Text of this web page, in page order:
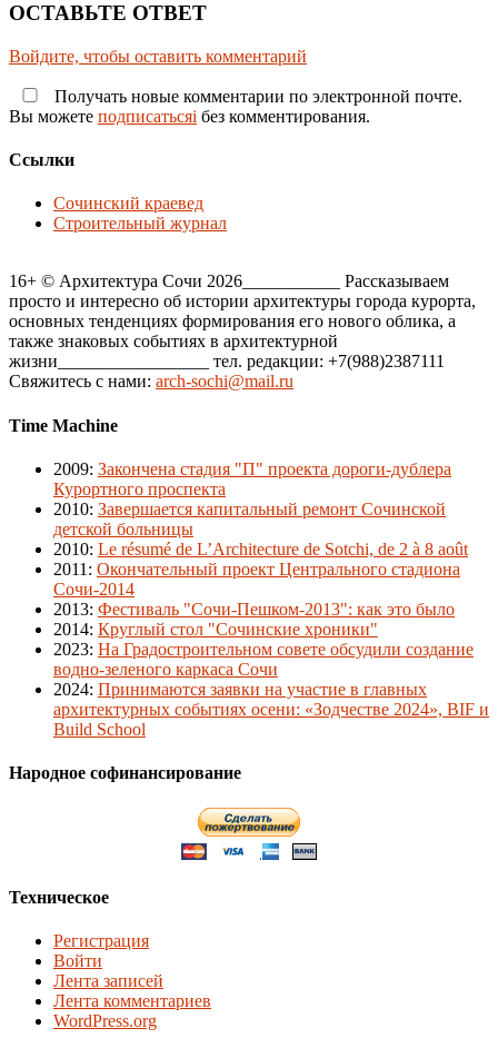
ОСТАВЬТЕ ОТВЕТ
Войдите, чтобы оставить комментарий
Получать новые комментарии по электронной почте.
Вы можете подписатьсяi без комментирования.
Ссылки
Сочинский краевед
Строительный журнал
16+ © Архитектура Сочи 2026___________ Рассказываем
просто и интересно об истории архитектуры города курорта,
основных тенденциях формирования его нового облика, а
также знаковых событиях в архитектурной
жизни_________________ тел. редакции: +7(988)2387111
Свяжитесь с нами: arch-sochi@mail.ru
Time Machine
2009: Закончена стадия "П" проекта дороги-дублера
Курортного проспекта
2010: Завершается капитальный ремонт Сочинской
детской больницы
2010: Le résumé de L’Architecture de Sotchi, de 2 à 8 août
2011 : Окончательный проект Центрального стадиона
Сочи-2014
2013: Фестиваль "Сочи-Пешком-2013": как это было
2014: Круглый стол "Сочинские хроники"
2023: На Градостроительном совете обсудили создание
водно-зеленого каркаса Сочи
2024: Принимаются заявки на участие в главных
архитектурных событиях осени: «Зодчестве 2024», BIF и
Build School
Народное софинансирование
Техническое
Регистрация
Войти
Лента записей
Лента комментариев
WordPress.org